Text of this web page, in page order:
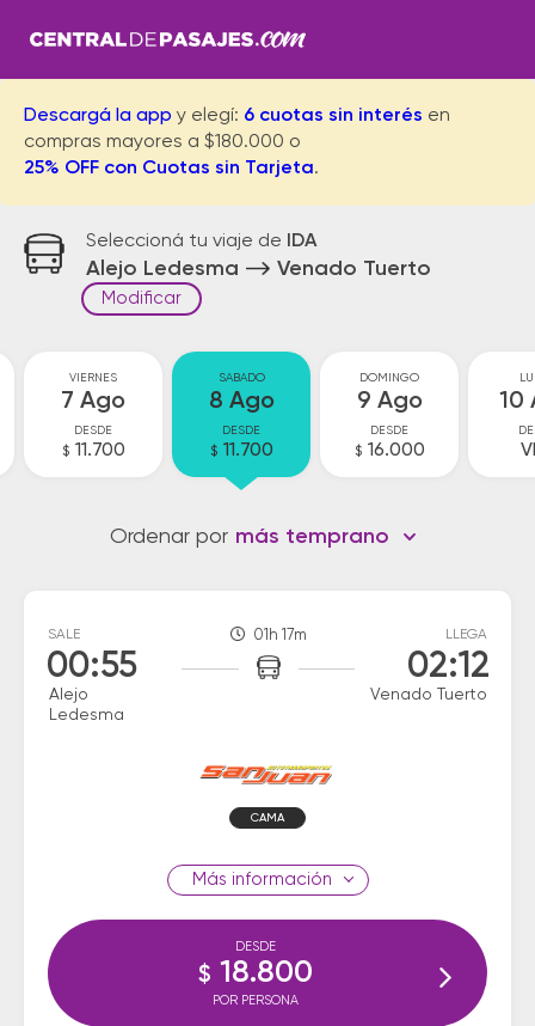
Descargá la app y elegí: 6 cuotas sin interés en
compras mayores a $180.000 o
25% OFF con Cuotas sin Tarjeta.
Seleccioná tu viaje de IDA
Alejo Ledesma Venado Tuerto
Modificar
VIERNES
7 Ago
DESDE
$ 11.700
SABADO
8 Ago
DESDE
$ 11.700
DOMINGO
9 Ago
DESDE
$ 16.000
10
Ordenar por más temprano
SALE
00:55
Alejo
Ledesma
01h 17m LLEGA
02:12
Venado Tuerto
CAMA
información
DESDE
$ 18.800
POR PERSONA